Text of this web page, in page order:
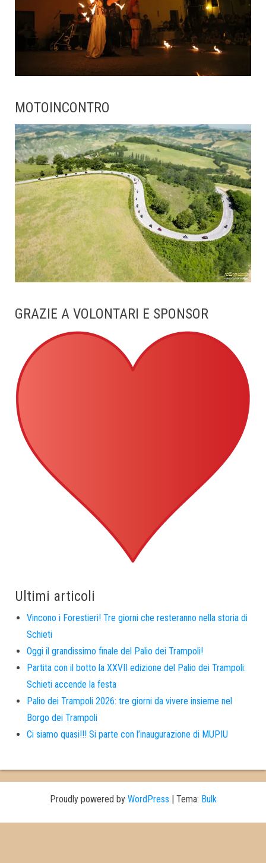
MOTOINCONTRO
GRAZIE A VOLONTARI E SPONSOR
Ultimi articoli
Vincono i Forestieri! Tre giorni che resteranno nella storia di
Schieti
Oggi il grandissimo finale del Palio dei Trampoli!
Partita con il botto la XXVII edizione del Palio dei Trampoli:
Schieti accende la festa
Palio dei Trampoli 2026: tre giorni da vivere insieme nel
Borgo dei Trampoli
Ci siamo quasi!!! Si parte con l’inaugurazione di MUPIU
Proudly powered by WordPress | Tema: Bulk